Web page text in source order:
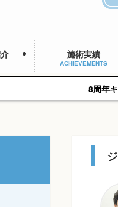
施術実績
ACHIEVEMENTS
8周年キャンペーン、